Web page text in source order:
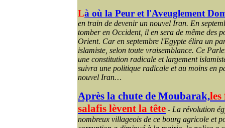
Là où la Peur et l'Aveuglement
en train de devenir un nouvel Iran. En
tomber en Occident, il en sera de même des
Orient. Car en septembre l'Egypte élira un
islamiste, selon toute vraisemblance. Ce
une constitution radicale et largement
suivra une politique radicale et au moins en
nouvel Iran…
Après la chute de Moubarak,les
salafis lèvent la tête - La révolution
nombreux villageois de ce bourg agricole et